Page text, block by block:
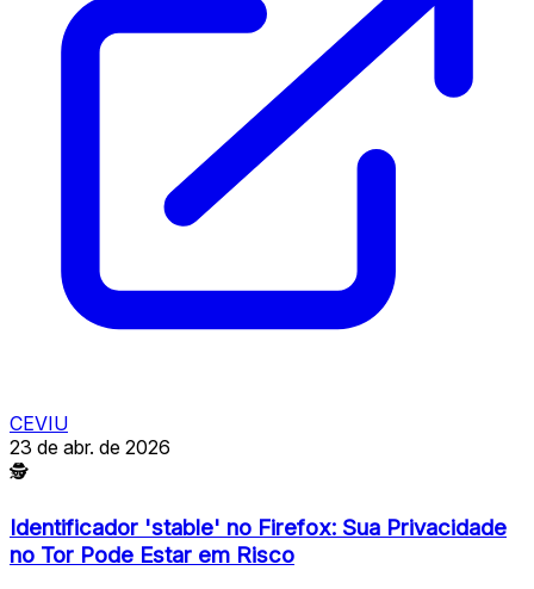
CEVIU
23 de abr. de 2026
🕵
Identificador 'stable' no Firefox: Sua Privacidade
no Tor Pode Estar em Risco